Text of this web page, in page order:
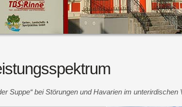
Suppe“ bei Störungen und Havarien im unterirdischen